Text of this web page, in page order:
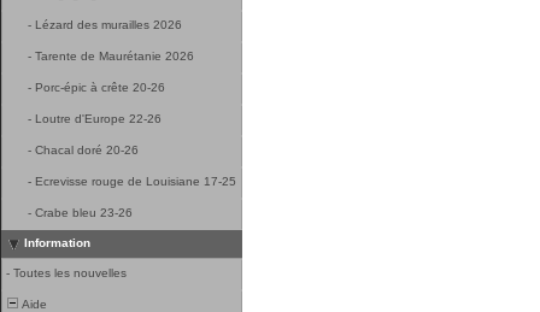
- Lézard des murailles 2026
- Tarente de Maurétanie 2026
- Porc-épic à crête 20-26
- Loutre d'Europe 22-26
- Chacal doré 20-26
- Ecrevisse rouge de Louisiane 17-25
- Crabe bleu 23-26
Information
- Toutes les nouvelles
Aide